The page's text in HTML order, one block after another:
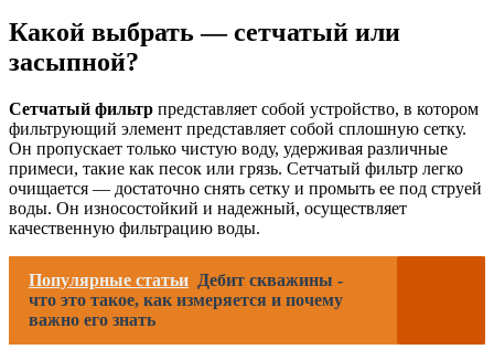
Какой выбрать — сетчатый или
засыпной?
Сетчатый фильтр представляет собой устройство, в котором
фильтрующий элемент представляет собой сплошную сетку.
Он пропускает только чистую воду, удерживая различные
примеси, такие как песок или грязь. Сетчатый фильтр легко
очищается — достаточно снять сетку и промыть ее под струей
воды. Он износостойкий и надежный, осуществляет
качественную фильтрацию воды.
Популярные статьи Дебит скважины -
что это такое, как измеряется и почему
важно его знать